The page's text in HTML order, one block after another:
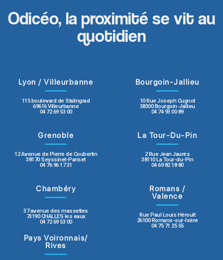
Odicéo, la proximité se vit au
quotidien
Lyon / Villeurbanne
115 boulevard de Stalingrad
69616 Villeurbanne
04 72 69 53 00
Bourgoin-Jallieu
10 Rue Joseph Cugnot
38300 Bourgoin-Jallieu
04 74 93 00 89
Grenoble
12 Avenue de Pierre de Coubertin
38170 Seyssinet-Pariset
04 76 96 17 31
La Tour-Du-Pin
2 Rue Jean Jaurès
38110 La Tour-du-Pin
04 69 82 18 80
Chambéry
37 avenue des massettes
73190 CHALLES les eaux
04 72 69 53 00
Romans /
Valence
Rue Paul Louis Héroult
26100 Romans-sur-Isère
04 75 71 25 55
Pays Voironnais/
Rives